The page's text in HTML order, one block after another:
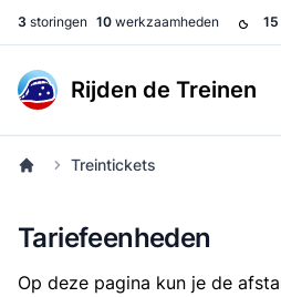
3 storingen 10 werkzaamheden 15
Rijden de Treinen
Treintickets
Tariefeenheden
Op deze pagina kun je de